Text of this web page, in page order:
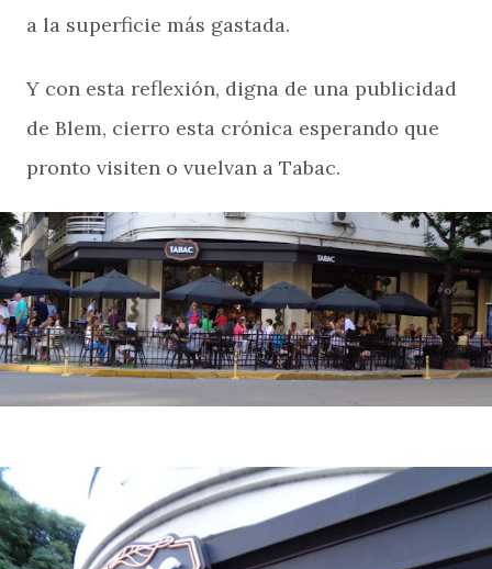
a la superficie más gastada.
Y con esta reflexión, digna de una publicidad
de Blem, cierro esta crónica esperando que
pronto visiten o vuelvan a Tabac.